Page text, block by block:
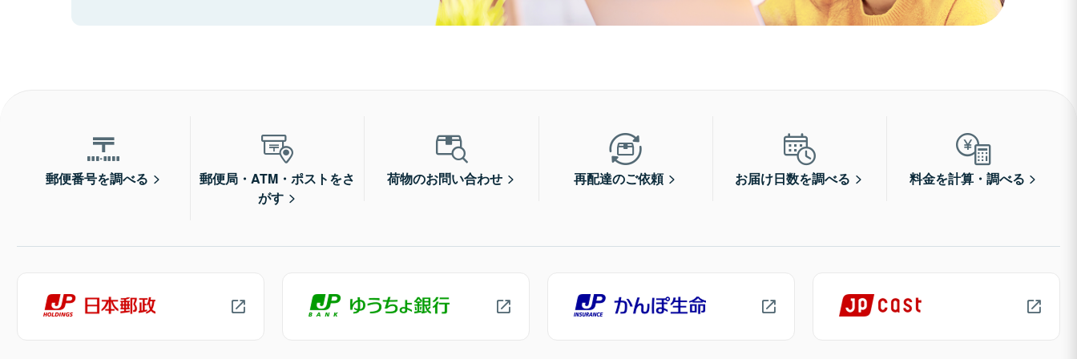
郵便番号を調べる
郵便局・ATM・ポストをさ
がす
荷物のお問い合わせ 再配達のご依頼 お届け日数を調べる 料金を計算・調べる